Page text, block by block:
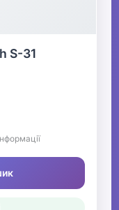
S-31